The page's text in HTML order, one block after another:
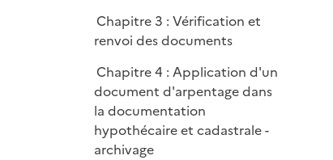
l
i
e
r
Chapitre 3 : Vérification et
renvoi des documents
Chapitre 4 : Application d'un
document d'arpentage dans
la documentation
hypothécaire et cadastrale -
archivage